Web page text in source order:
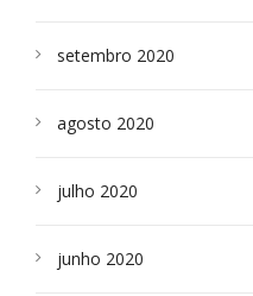
setembro 2020
agosto 2020
julho 2020
junho 2020